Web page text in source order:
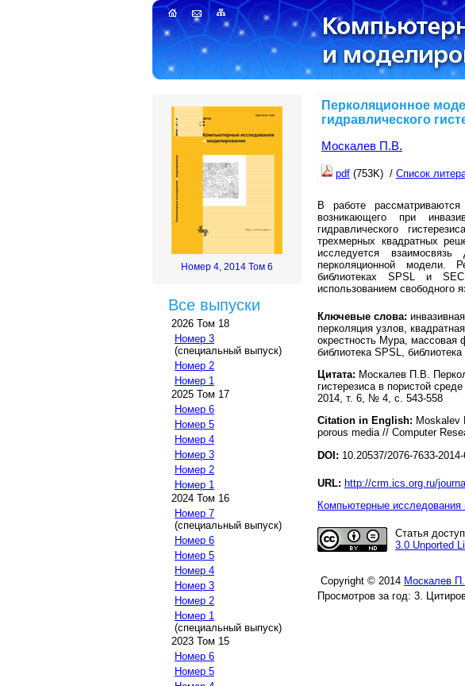
Номер 4, 2014 Том 6
Все выпуски
2026 Том 18
Номер 3
(специальный выпуск)
Номер 2
Номер 1
2025 Том 17
Номер 6
Номер 5
Номер 4
Номер 3
Номер 2
Номер 1
2024 Том 16
Номер 7
(специальный выпуск)
Номер 6
Номер 5
Номер 4
Номер 3
Номер 2
Номер 1
(специальный выпуск)
2023 Том 15
Номер 6
Номер 5
Перколяционное
гидравлического
Москалев П.В.
pdf (753K) / Список
В работе рассматриваются
возникающего при
гидравлического
трехмерных квадратных
исследуется
перколяционной модели.
библиотеках SPSL и
использованием свободного
Ключевые слова:
перколяция узлов,
окрестность Мура, массовая
библиотека SPSL,
Цитата: Москалев П.В.
гистерезиса в пористой
2014, т. 6, № 4, с. 543-558
Citation in English: Moskalev
porous media // Computer
DOI: 10.20537/2076-7633-
URL: http://crm.ics.org.ru/
Компьютерные
Статья
3.0 Unported
Copyright © 2014 Москалев
Просмотров за год: 3.